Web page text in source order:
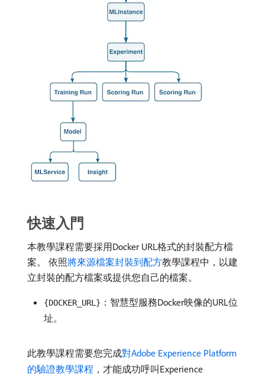
快速入門
本教學課程需要採用Docker URL格式的封裝配方檔
案。 依照將來源檔案封裝到配方教學課程中，以建
立封裝的配方檔案或提供您自己的檔案。
{DOCKER_URL} ：智慧型服務Docker映像的URL位
址。
此教學課程需要您完成對Adobe Experience Platform
的驗證教學課程 ，才能成功呼叫Experience